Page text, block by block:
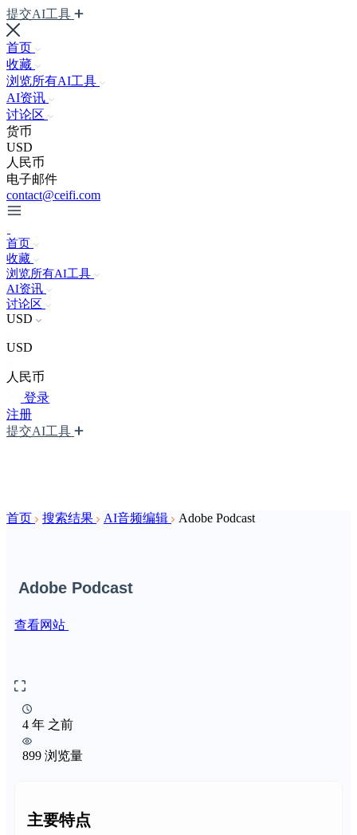
提交AI工具
首页
收藏
浏览所有AI工具
AI资讯
讨论区
货币
USD
人民币
电子邮件
contact@ceifi.com
首页
收藏
浏览所有AI工具
AI资讯
讨论区
USD
USD
人民币
登录
注册
提交AI工具
首页 搜索结果 AI音频编辑 Adobe Podcast
Adobe Podcast
查看网站
4 年 之前
899 浏览量
主要特点